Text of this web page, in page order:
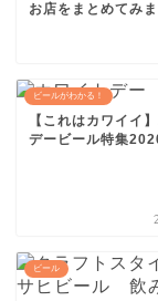
お店をまとめてみ
ビールがわかる！
【これはカワイイ
デービール特集
ビール